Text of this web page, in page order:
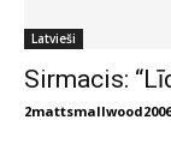
Latvieši
Sirmacis:
2mattsmallwood2006